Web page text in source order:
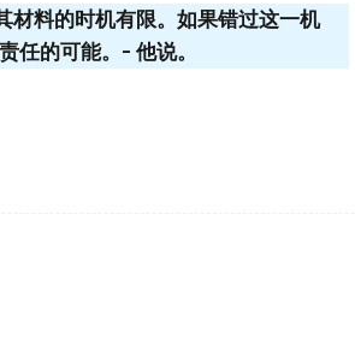
材料的时机有限。如果错过这一机
任的可能。- 他说。